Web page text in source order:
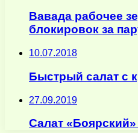
Вавада рабочее
блокировок за
10.07.2018
Быстрый салат с
27.09.2019
Салат